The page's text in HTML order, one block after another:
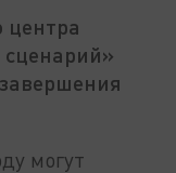
центра
могут